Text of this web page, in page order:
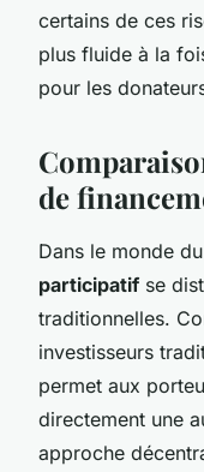
certains de ces
plus fluide à la
pour les
de
Dans le monde
participatif se
traditionnelles.
investisseurs
permet aux
directement une
approche